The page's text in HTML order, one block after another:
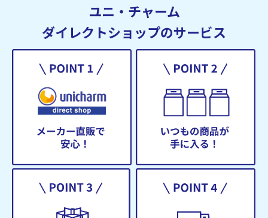
ユニ・チャーム
ダイレクトショップのサービス